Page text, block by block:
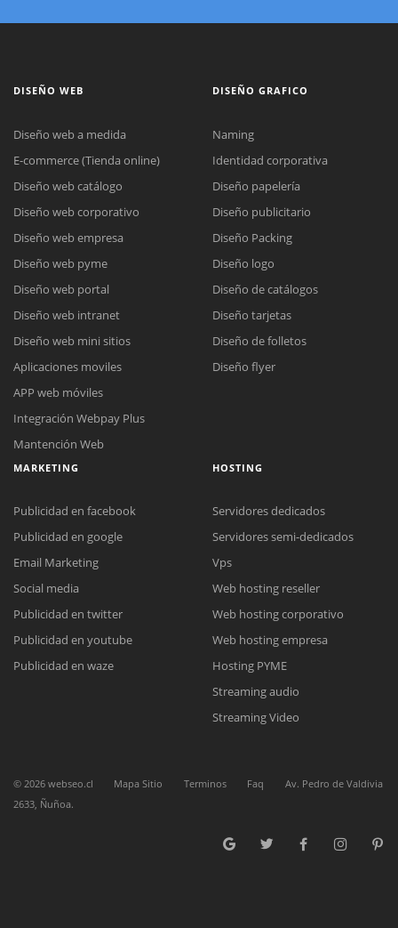
Reunión online
Nuestros ejecutivos le enviarán un correo electrónico con el enlace a
Meet para la reunión online.
Cotización
Complete el formulario y nos contactaremos a la brevedad.
Chat Online
para enviarnos un correo electrónico con sus datos personales.
DISEÑO WEB
Diseño web a medida
E-commerce (Tienda online)
Diseño web catálogo
Diseño web corporativo
Diseño web empresa
Diseño web pyme
Diseño web portal
Diseño web intranet
Diseño web mini sitios
Aplicaciones moviles
APP web móviles
Integración Webpay Plus
Mantención Web
DISEÑO GRAFICO
Naming
Identidad corporativa
Diseño papelería
Diseño publicitario
Diseño Packing
Diseño logo
Diseño de catálogos
Diseño tarjetas
Diseño de folletos
Diseño flyer
MARKETING
Publicidad en facebook
Publicidad en google
Email Marketing
Social media
Publicidad en twitter
Publicidad en youtube
Publicidad en waze
HOSTING
Servidores dedicados
Servidores semi-dedicados
Vps
Web hosting reseller
Web hosting corporativo
Web hosting empresa
Hosting PYME
Streaming audio
Streaming Video
© 2026 webseo.cl Mapa Sitio Terminos Faq
Av. Pedro de Valdivia
2633, Ñuñoa.